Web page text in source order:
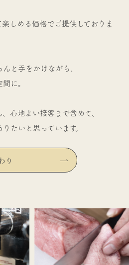
しめる価格でご提供しておりま
と手をかけながら、
に。
心地よい接客まで含めて、
たいと思っています。
り